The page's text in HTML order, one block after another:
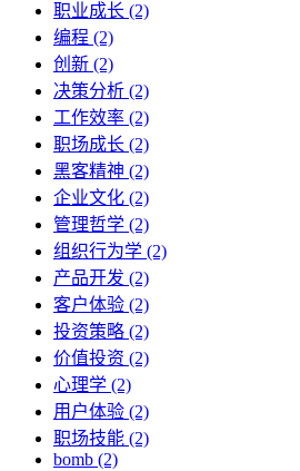
职业成长 (2)
编程 (2)
创新 (2)
决策分析 (2)
工作效率 (2)
职场成长 (2)
黑客精神 (2)
企业文化 (2)
管理哲学 (2)
组织行为学 (2)
产品开发 (2)
客户体验 (2)
投资策略 (2)
价值投资 (2)
心理学 (2)
用户体验 (2)
职场技能 (2)
bomb (2)